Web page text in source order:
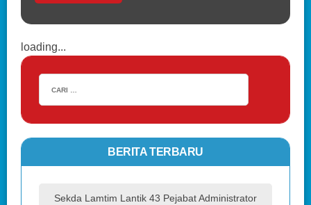
loading...
BERITA TERBARU
Sekda Lamtim Lantik 43 Pejabat Administrator